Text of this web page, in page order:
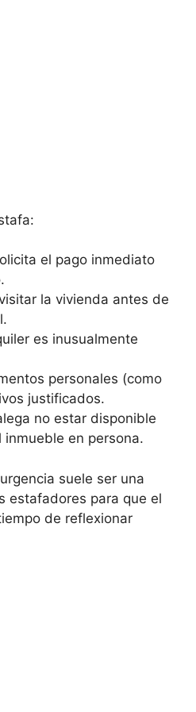
el pago inmediato
la vivienda antes de
es inusualmente
personales (como
justificados.
no estar disponible
inmueble en persona.
suele ser una
estafadores para que el
de reflexionar